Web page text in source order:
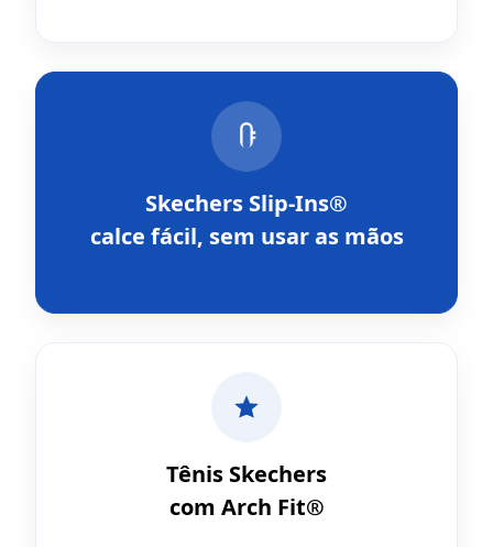
Skechers Slip-Ins®
calce fácil, sem usar as mãos
Tênis Skechers
com Arch Fit®